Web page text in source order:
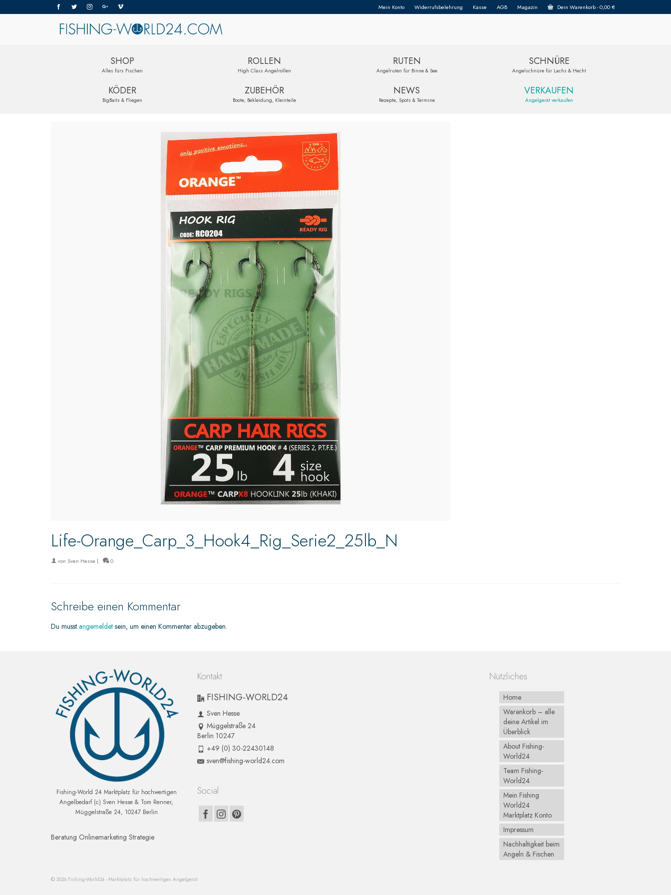
Mein Konto Widerrufsbelehrung Kasse AGB Magazin Dein Warenkorb-0,00€
SHOP
Alles fürs Fischen
ROLLEN
High Class Angelrollen
RUTEN
Angelruten für Binne & See
SCHNÜRE
Angelschnüre für Lachs & Hecht
KÖDER
BigBaits & Fliegen
ZUBEHÖR
Boote, Bekleidung, Kleinteile
NEWS
Rezepte, Spots & Termine
VERKAUFEN
Angelgerät verkaufen
Life-Orange_Carp_3_Hook4_Rig_Serie2_25lb_N
von Sven Hesse | 0
Schreibe einen Kommentar
Du musst angemeldet sein, um einen Kommentar abzugeben.
Fishing-World 24 Marktplatz für hochwertigen
Angelbedarf (c) Sven Hesse & Tom Renner,
Müggelstraße 24, 10247 Berlin
Beratung Onlinemarketing Strategie
Kontakt
FISHING-WORLD24
Sven Hesse
Müggelstraße 24
Berlin 10247
+49 (0) 30-22430148
sven@fishing-world24.com
Social
Nützliches
Home
Warenkorb – alle
deine Artikel im
Überblick
About Fishing-
World24
Team Fishing-
World24
Mein Fishing
World24
Marktplatz Konto
Impressum
Nachhaltigkeit beim
Angeln & Fischen
© 2026 Fishing-World24 - Marktplatz für hochwertiges Angelgerät